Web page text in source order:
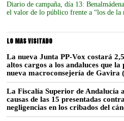
Diario de campaña, día 13:
el valor de lo público frente a “los de la
LO MAS VISITADO
La nueva Junta PP-Vox costará
altos cargos a los andaluces que
nueva macroconsejería de Gavira
La Fiscalía Superior de Andalucía
causas de las 15 presentadas
negligencias en los cribados del